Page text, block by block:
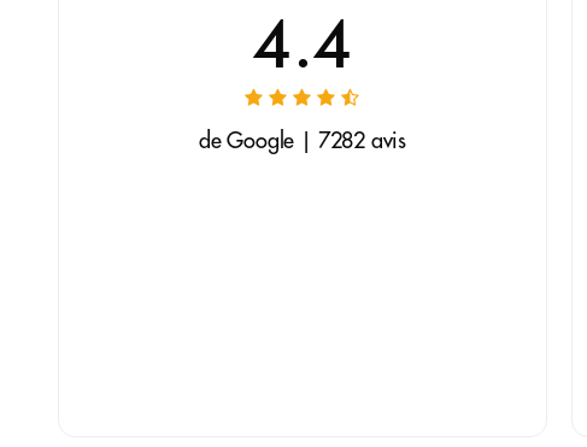
4.4
de Google | 7282 avis